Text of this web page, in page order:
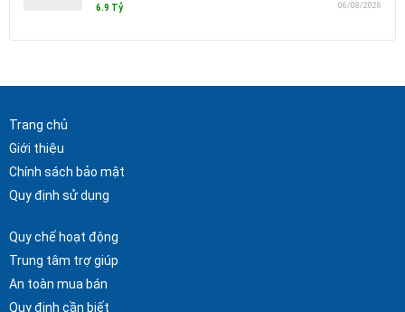
6.9 Tỷ 06/08/2026
Trang chủ
Giới thiệu
Chính sách bảo mật
Quy định sử dụng
Quy chế hoạt động
Trung tâm trợ giúp
An toàn mua bán
Quy định cần biết